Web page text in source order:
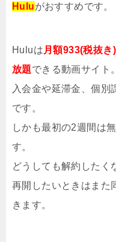
Huluがおすすめです。
Huluは 月額933(税抜き
放題できる動画サイト。
入会金や延滞金、個別
です。
しかも最初の2週間は
す。
どうしても解約したく
再開したいときはまた
きます。